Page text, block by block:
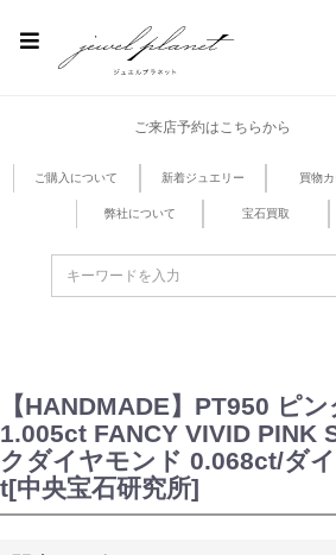
ご来店予約はこちらから
ご購入について 新着ジュエリー 買物カ
弊社について 宝石買取
【HANDMADE】PT950 ピ
1.005ct FANCY VIVID PINK
クダイヤモンド 0.068ct/ダ
t[中央宝石研究所]